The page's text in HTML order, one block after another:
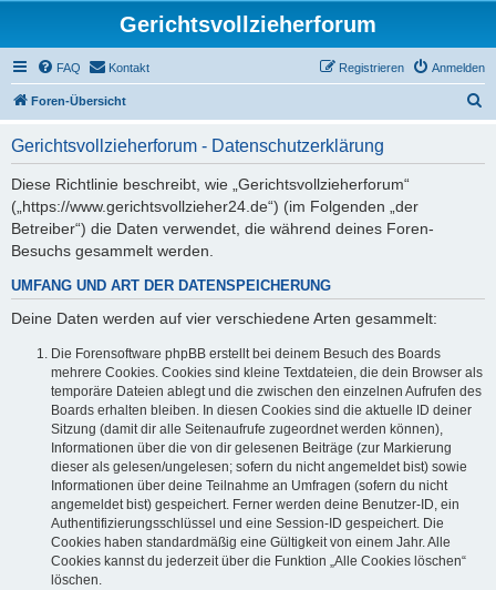
Gerichtsvollzieherforum
FAQ Kontakt Anmelden
Registrieren
Foren-Übersicht
Gerichtsvollzieherforum - Datenschutzerklärung
Diese Richtlinie beschreibt, wie „Gerichtsvollzieherforum“
(„https://www.gerichtsvollzieher24.de“) (im Folgenden „der
Betreiber“) die Daten verwendet, die während deines Foren-
Besuchs gesammelt werden.
UMFANG UND ART DER DATENSPEICHERUNG
Deine Daten werden auf vier verschiedene Arten gesammelt:
Die Forensoftware phpBB erstellt bei deinem Besuch des Boards
mehrere Cookies. Cookies sind kleine Textdateien, die dein Browser als
temporäre Dateien ablegt und die zwischen den einzelnen Aufrufen des
Boards erhalten bleiben. In diesen Cookies sind die aktuelle ID deiner
Sitzung (damit dir alle Seitenaufrufe zugeordnet werden können),
Informationen über die von dir gelesenen Beiträge (zur Markierung
dieser als gelesen/ungelesen; sofern du nicht angemeldet bist) sowie
Informationen über deine Teilnahme an Umfragen (sofern du nicht
angemeldet bist) gespeichert. Ferner werden deine Benutzer-ID, ein
Authentifizierungsschlüssel und eine Session-ID gespeichert. Die
Cookies haben standardmäßig eine Gültigkeit von einem Jahr. Alle
Cookies kannst du jederzeit über die Funktion „Alle Cookies löschen“
löschen.